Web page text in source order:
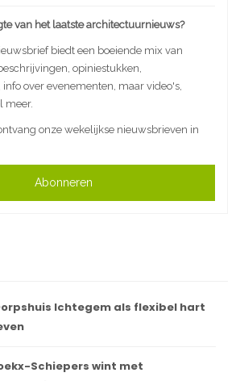
van het laatste architectuurnieuws?
biedt een boeiende mix van
opiniestukken,
over evenementen, maar video's,
meer.
onze wekelijkse nieuwsbrieven in
Abonneren
Ichtegem als flexibel hart
Schiepers wint met